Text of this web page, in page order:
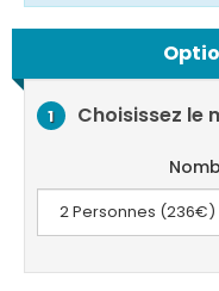
1 Choisissez le